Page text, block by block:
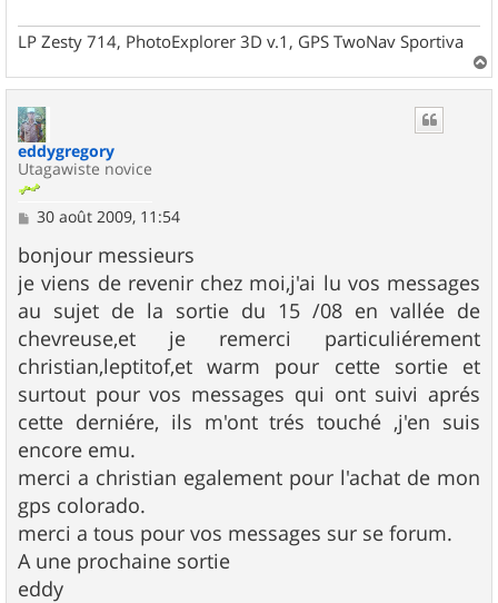
LP Zesty 714, PhotoExplorer 3D v.1, GPS TwoNav Sportiva
a
eddygregory
Utagawiste novice
M
s
s
a
g
e
30 août 2009, 11:54
bonjour messieurs
je viens de revenir chez moi,j'ai lu vos messages
au sujet de la sortie du 15 /08 en vallée de
chevreuse,et je remerci particuliérement
christian,leptitof,et warm pour cette sortie et
surtout pour vos messages qui ont suivi aprés
cette derniére, ils m'ont trés touché ,j'en suis
encore emu.
merci a christian egalement pour l'achat de mon
gps colorado.
merci a tous pour vos messages sur se forum.
A une prochaine sortie
eddy